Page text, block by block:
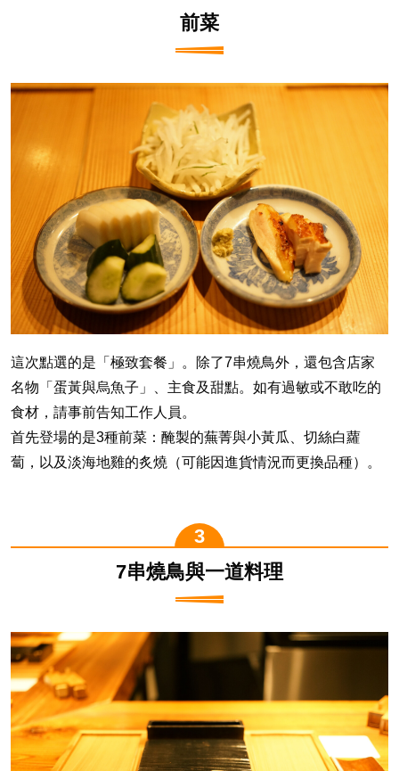
前菜
這次點選的是「極致套餐」。除了7串燒鳥外，還包含店家
名物「蛋黃與烏魚子」、主食及甜點。如有過敏或不敢吃的
食材，請事前告知工作人員。
首先登場的是3種前菜：醃製的蕪菁與小黃瓜、切絲白蘿
蔔，以及淡海地雞的炙燒（可能因進貨情況而更換品種）。
7串燒鳥與一道料理